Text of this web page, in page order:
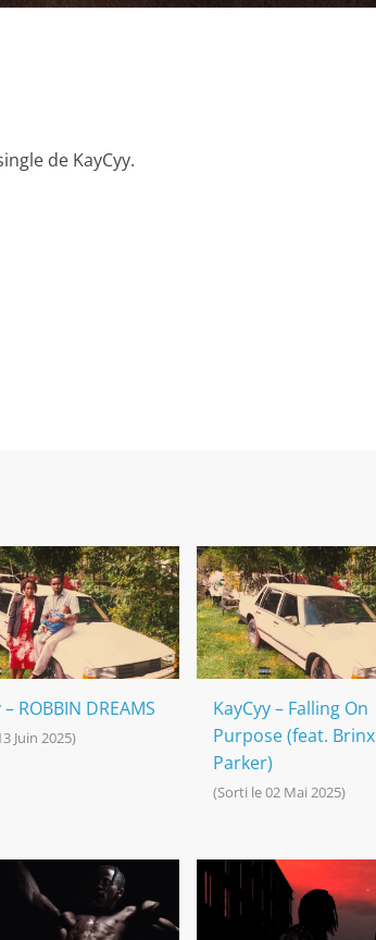
de KayCyy.
ROBBIN DREAMS
Juin 2025)
KayCyy – Falling On
Purpose (feat. Brinx
Parker)
(Sorti le 02 Mai 2025)